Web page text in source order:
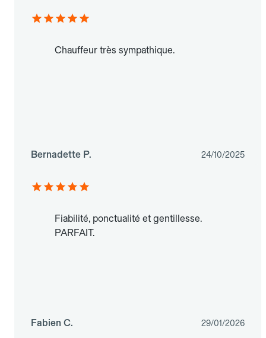
Chauffeur très sympathique.
Bernadette P. 24/10/2025
Fiabilité, ponctualité et gentillesse.
PARFAIT.
Fabien C. 29/01/2026